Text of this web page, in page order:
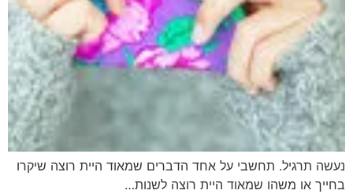
נעשה תרגיל. תחשבי על אחד הדברים שמאוד היית רוצה שיקרו
בחייך או משהו שמאוד היית רוצה לשנות…